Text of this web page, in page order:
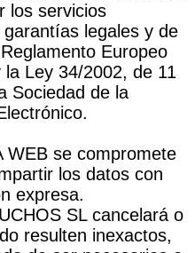
los servicios
legales y de
Europeo
Ley 34/2002, de 11
Sociedad de la
WEB se compromete
los datos con
expresa.
SL cancelará o
resulten inexactos,